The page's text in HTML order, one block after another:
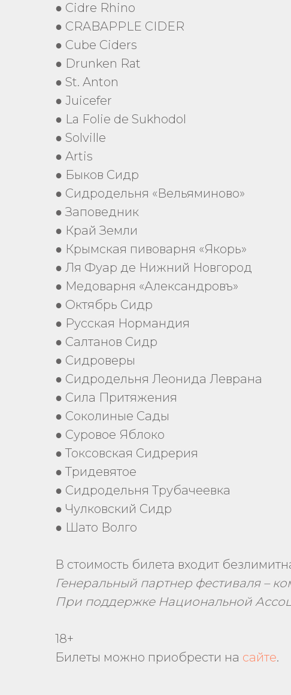
● Cidre Rhino
● CRABAPPLE CIDER
● Cube Ciders
● Drunken Rat
● St. Anton
● Juicefer
● La Folie de Sukhodol
● Solville
● Artis
● Быков Сидр
● Сидродельня «Вельяминово»
● Заповедник
● Край Земли
● Крымская пивоварня «Якорь»
● Ля Фуар де Нижний Новгород
● Медоварня «Александровъ»
● Октябрь Сидр
● Русская Нормандия
● Салтанов Сидр
● Сидроверы
● Сидродельня Леонида Леврана
● Сила Притяжения
● Соколиные Сады
● Суровое Яблоко
● Токсовская Сидрерия
● Тридевятое
● Сидродельня Трубачеевка
● Чулковский Сидр
● Шато Волго
В стоимость билета входит
Генеральный партнер фестиваля –
При поддержке Национальной
18+
Билеты можно приобрести на сайте.